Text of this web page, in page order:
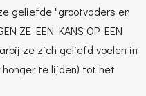
geliefde "grootvaders en
ZE EEN KANS OP EEN
ze zich geliefd voelen in
te lijden) tot het